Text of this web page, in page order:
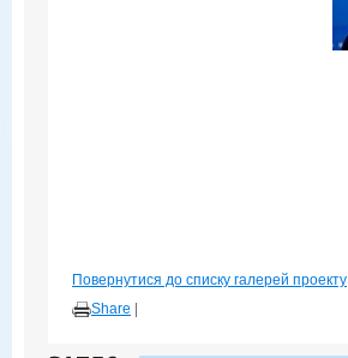
Повернутися до списку галерей проекту
Share